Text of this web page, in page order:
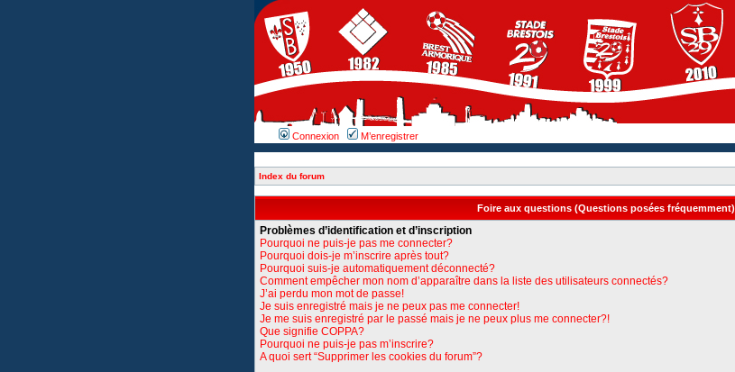
Connexion M’enregistrer
Index du forum
Foire aux questions (Questions posées fréquemment)
Problèmes d’identification et d’inscription
Pourquoi ne puis-je pas me connecter?
Pourquoi dois-je m’inscrire après tout?
Pourquoi suis-je automatiquement déconnecté?
Comment empêcher mon nom d’apparaître dans la liste des utilisateurs connectés?
J’ai perdu mon mot de passe!
Je suis enregistré mais je ne peux pas me connecter!
Je me suis enregistré par le passé mais je ne peux plus me connecter?!
Que signifie COPPA?
Pourquoi ne puis-je pas m’inscrire?
A quoi sert “Supprimer les cookies du forum”?